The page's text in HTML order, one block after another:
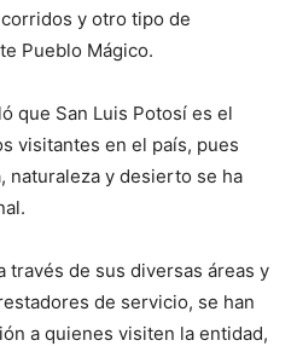
y otro tipo de
Pueblo Mágico.
que San Luis Potosí es el
visitantes en el país, pues
naturaleza y desierto se ha
través de sus diversas áreas y
de servicio, se han
a quienes visiten la entidad,